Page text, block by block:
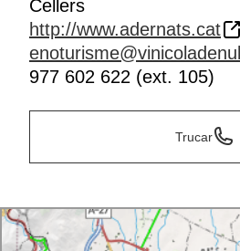
Cellers
http://www.adernats.cat
977 602 622 (ext. 105)
Trucar